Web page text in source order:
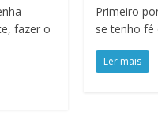
fazer o
Primeiro
se tenho fé
Ler mais